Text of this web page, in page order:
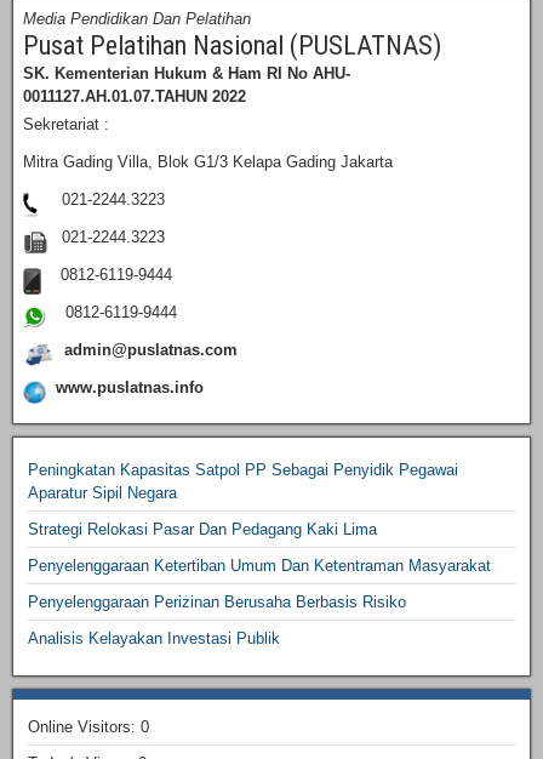
Media Pendidikan Dan Pelatihan
Pusat Pelatihan Nasional (PUSLATNAS)
SK. Kementerian Hukum & Ham RI
No AHU-
0011127.AH.01.07.TAHUN 2022
Sekretariat :
Mitra Gading Villa, Blok G1/3 Kelapa Gading Jakarta
021-2244.3223
021-2244.3223
0812-6119-9444
0812-6119-9444
admin@puslatnas.com
www.puslatnas.info
Peningkatan Kapasitas Satpol PP Sebagai Penyidik Pegawai
Aparatur Sipil Negara
Strategi Relokasi Pasar Dan Pedagang Kaki Lima
Penyelenggaraan Ketertiban Umum Dan Ketentraman Masyarakat
Penyelenggaraan Perizinan Berusaha Berbasis Risiko
Analisis Kelayakan Investasi Publik
Online Visitors: 0